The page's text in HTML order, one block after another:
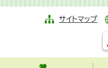
サイトマップ